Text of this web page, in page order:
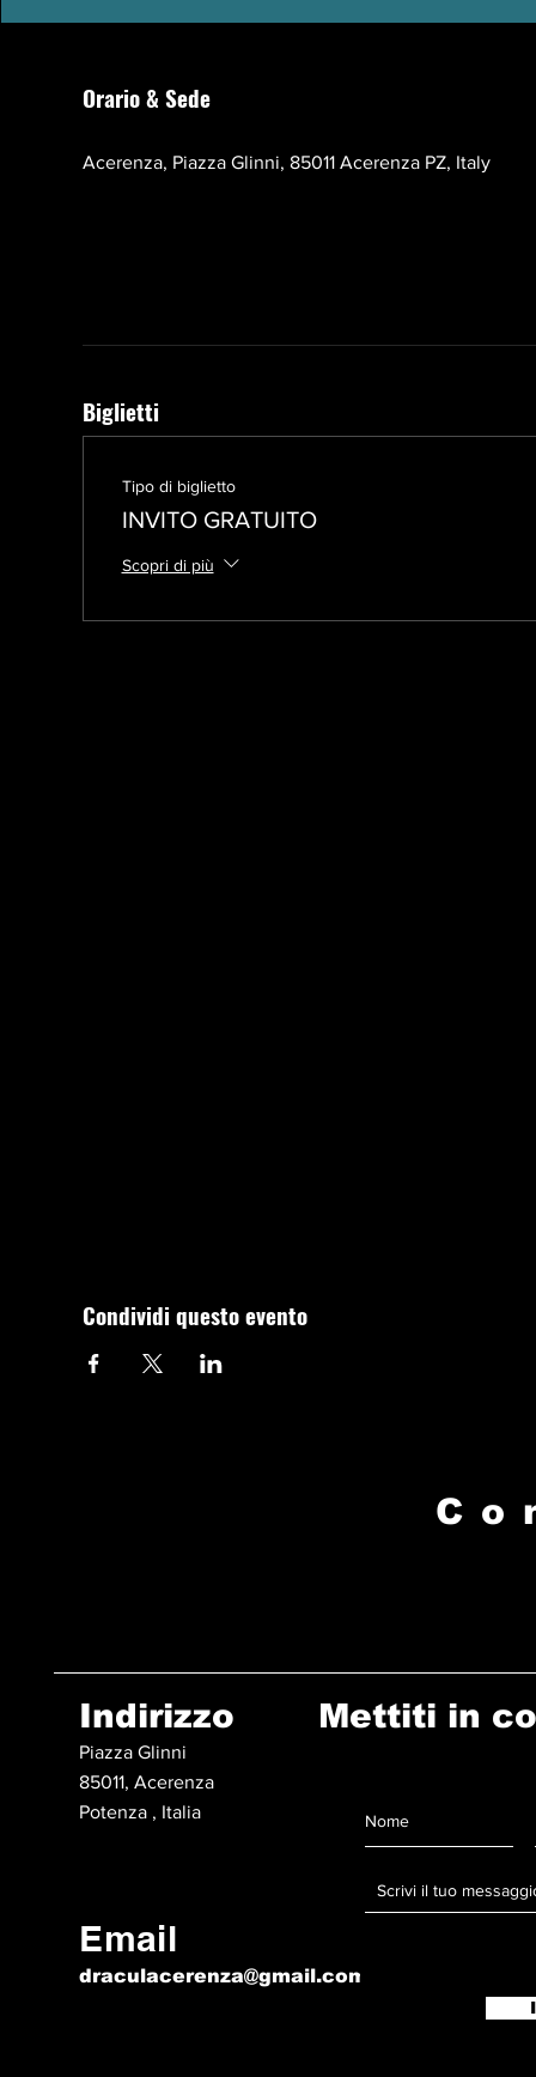
Orario & Sede
Acerenza, Piazza Glinni, 85011 Acerenza PZ, Italy
Biglietti
Tipo di biglietto
INVITO GRATUITO
Scopri di più
Condividi questo evento
Indirizzo
Piazza Glinni
85011, Acerenza
Potenza , Italia
Email
draculacerenza@gmail.com
Mettiti in